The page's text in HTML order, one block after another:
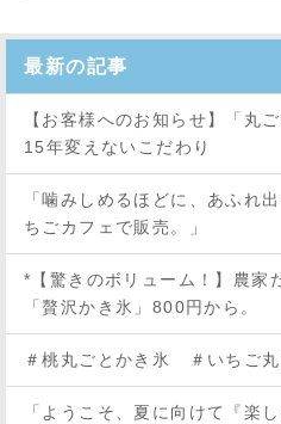
最新の記事
【お客様へのお知らせ】「丸
15年変えないこだわり
「噛みしめるほどに、あふれ
ちごカフェで販売。」
*【驚きのボリューム！】農家
「贅沢かき氷」800円から。
＃桃丸ごとかき氷 ＃いちご
「ようこそ、夏に向けて『楽